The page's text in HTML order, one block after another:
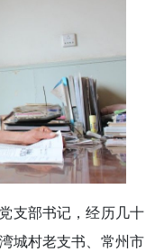
支部书记，经历几十
城村老支书、常州市